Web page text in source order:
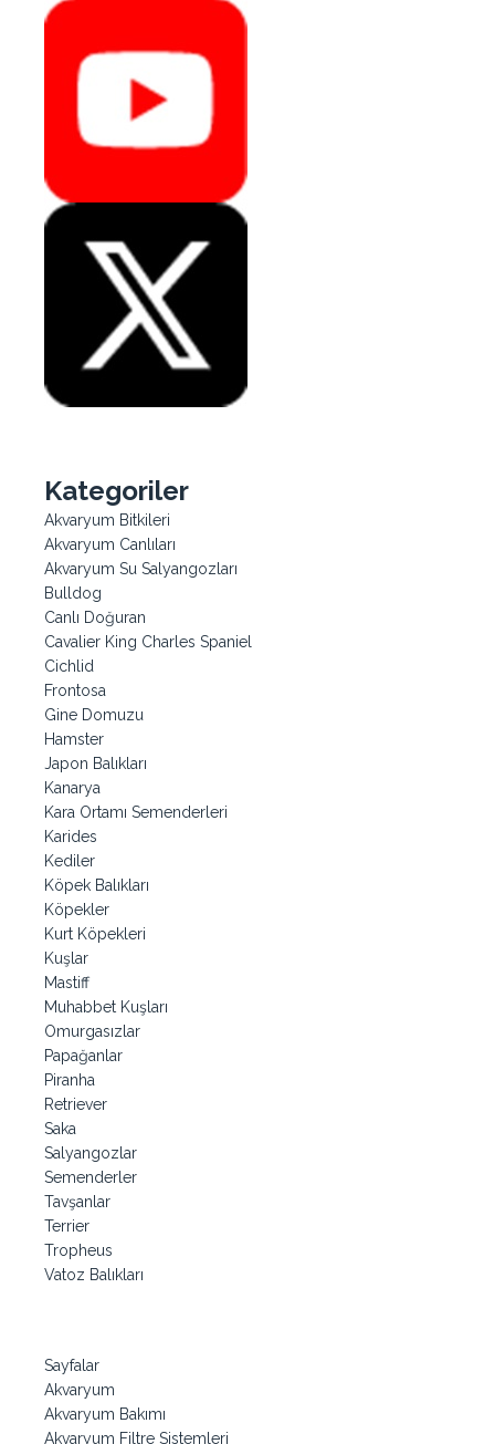
Kategoriler
Akvaryum Bitkileri
Akvaryum Canlıları
Akvaryum Su Salyangozları
Bulldog
Canlı Doğuran
Cavalier King Charles Spaniel
Cichlid
Frontosa
Gine Domuzu
Hamster
Japon Balıkları
Kanarya
Kara Ortamı Semenderleri
Karides
Kediler
Köpek Balıkları
Köpekler
Kurt Köpekleri
Kuşlar
Mastiff
Muhabbet Kuşları
Omurgasızlar
Papağanlar
Piranha
Retriever
Saka
Salyangozlar
Semenderler
Tavşanlar
Terrier
Tropheus
Vatoz Balıkları
Sayfalar
Akvaryum
Akvaryum Bakımı
Akvaryum Filtre Sistemleri